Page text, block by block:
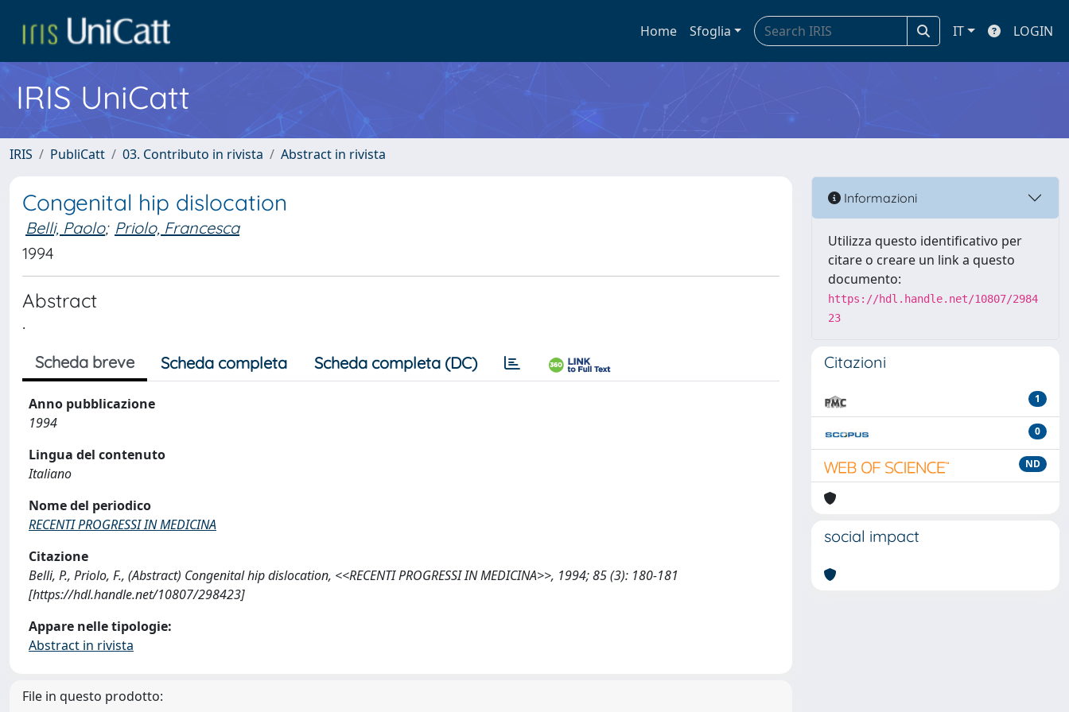
Home Sfoglia IT LOGIN
IRIS UniCatt
IRIS PubliCatt 03. Contributo in rivista Abstract in rivista
Congenital hip dislocation
Belli, Paolo; Priolo, Francesca
1994
Abstract
.
Scheda breve Scheda completa Scheda completa (DC)
Anno pubblicazione
1994
Lingua del contenuto
Italiano
Nome del periodico
RECENTI PROGRESSI IN MEDICINA
Citazione
Belli, P., Priolo, F., (Abstract) Congenital hip dislocation, <<RECENTI PROGRESSI IN MEDICINA>>, 1994; 85 (3): 180-181
[https://hdl.handle.net/10807/298423]
Appare nelle tipologie:
Abstract in rivista
File in questo prodotto:
Informazioni
Utilizza questo identificativo per
citare o creare un link a questo
documento:
https://hdl.handle.net/10807/2984
23
Citazioni
1
0
ND
social impact